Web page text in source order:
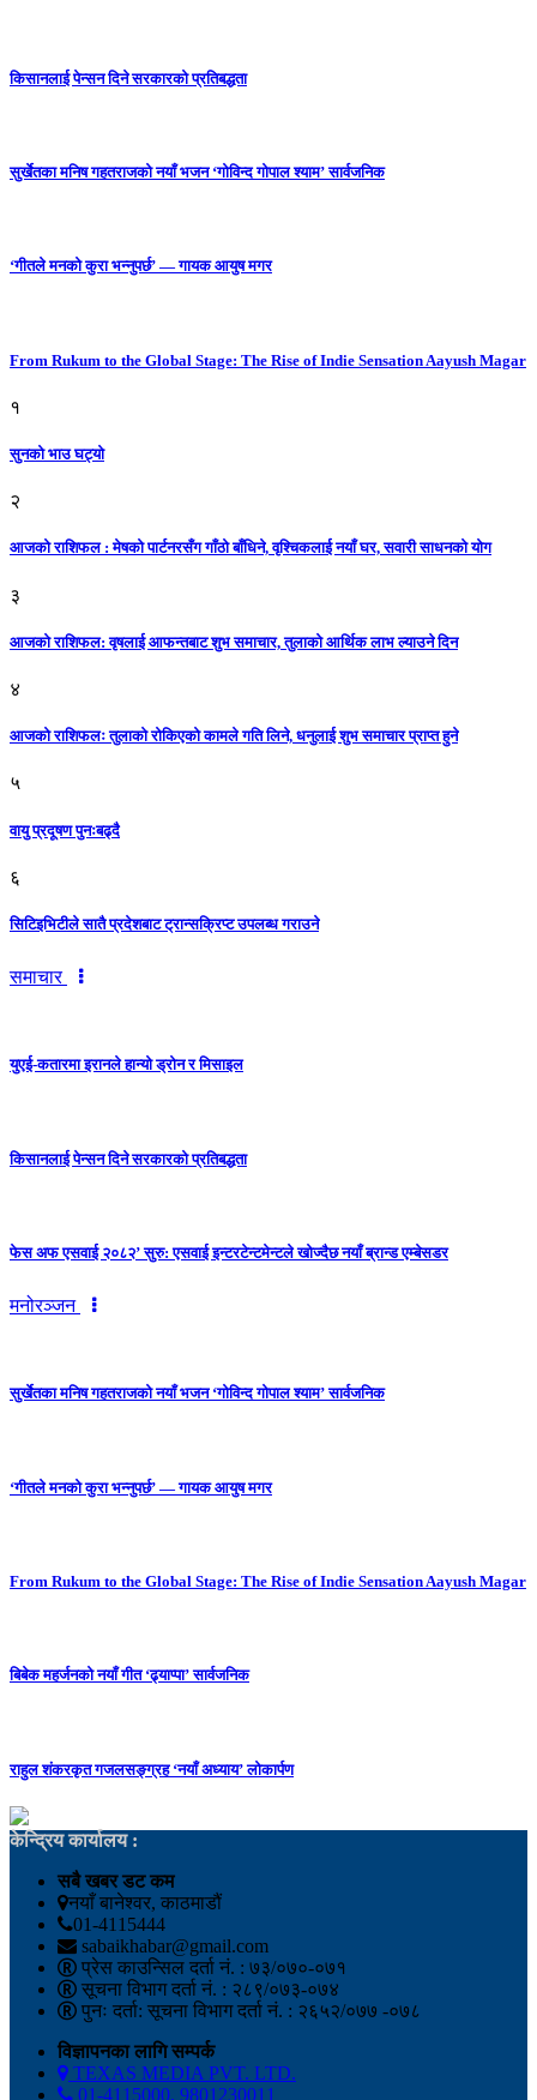
किसानलाई पेन्सन दिने सरकारको प्रतिबद्धता
सुर्खेतका मनिष गहतराजको नयाँ भजन ‘गोविन्द गोपाल श्याम’ सार्वजनिक
‘गीतले मनको कुरा भन्नुपर्छ’ — गायक आयुष मगर
From Rukum to the Global Stage: The Rise of Indie Sensation Aayush Magar
१
सुनको भाउ घट्याे
२
आजको राशिफल : मेषको पार्टनरसँग गाँठो बाँधिने, वृश्चिकलाई नयाँ घर, सवारी साधनकाे याेग
३
आजकाे राशिफल: वृषलाई आफन्तबाट शुभ समाचार, तुलाकाे आर्थिक लाभ ल्याउने दिन
४
आजको राशिफलः तुलाकाे रोकिएको कामले गति लिने, धनुलाई शुभ समाचार प्राप्त हुने
५
वायु प्रदूषण पुनःबढ्दै
६
सिटिइभिटीले सातै प्रदेशबाट ट्रान्सक्रिप्ट उपलब्ध गराउने
समाचार
युएई-कतारमा इरानले हान्यो ड्रोन र मिसाइल
किसानलाई पेन्सन दिने सरकारको प्रतिबद्धता
फेस अफ एसवाई २०८२’ सुरु: एसवाई इन्टरटेन्टमेन्टले खोज्दैछ नयाँ ब्रान्ड एम्बेसडर
मनोरञ्जन
सुर्खेतका मनिष गहतराजको नयाँ भजन ‘गोविन्द गोपाल श्याम’ सार्वजनिक
‘गीतले मनको कुरा भन्नुपर्छ’ — गायक आयुष मगर
From Rukum to the Global Stage: The Rise of Indie Sensation Aayush Magar
बिबेक महर्जनको नयाँ गीत ‘ढ्याप्पा’ सार्वजनिक
राहुल शंकरकृत गजलसङ्ग्रह ‘नयाँ अध्याय’ लोकार्पण
केन्द्रिय कार्यालय :
सबै खबर डट कम
नयाँ बानेश्वर, काठमाडौं
01-4115444
sabaikhabar@gmail.com
प्रेस काउन्सिल दर्ता नं. : ७३/०७०-०७१
सूचना विभाग दर्ता नं. : २८९/०७३-०७४
पुनः दर्ता: सूचना विभाग दर्ता नं. : २६५२/०७७ -०७८
विज्ञापनका लागि सम्पर्क
TEXAS MEDIA PVT. LTD.
01-4115000, 9801230011